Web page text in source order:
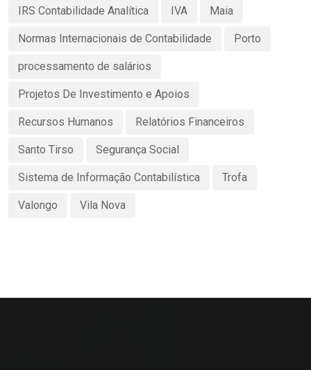
IRS Contabilidade Analítica IVA Maia
Normas Internacionais de Contabilidade Porto
processamento de salários
Projetos De Investimento e Apoios
Recursos Humanos Relatórios Financeiros
Santo Tirso Segurança Social
Sistema de Informação Contabilística Trofa
Valongo Vila Nova